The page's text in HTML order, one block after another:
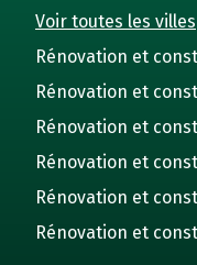
Voir toutes les villes
Rénovation et
Rénovation et
Rénovation et
Rénovation et
Rénovation et
Rénovation et